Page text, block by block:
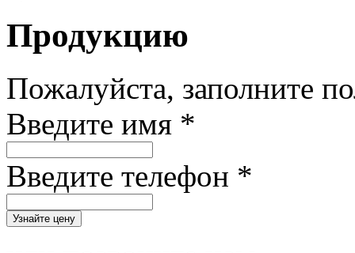
Продукцию
Пожалуйста, заполните
Введите имя *
Введите телефон *